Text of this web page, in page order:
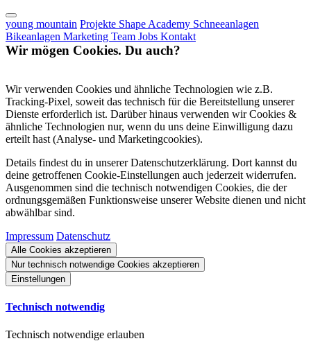
young mountain Projekte Shape Academy Schneeanlagen
Bikeanlagen Marketing Team Jobs Kontakt
Wir mögen Cookies. Du auch?
Wir verwenden Cookies und ähnliche Technologien wie z.B.
Tracking-Pixel, soweit das technisch für die Bereitstellung unserer
Dienste erforderlich ist. Darüber hinaus verwenden wir Cookies &
ähnliche Technologien nur, wenn du uns deine Einwilligung dazu
erteilt hast (Analyse- und Marketingcookies).
Details findest du in unserer Datenschutzerklärung. Dort kannst du
deine getroffenen Cookie-Einstellungen auch jederzeit widerrufen.
Ausgenommen sind die technisch notwendigen Cookies, die der
ordnungsgemäßen Funktionsweise unserer Website dienen und nicht
abwählbar sind.
Impressum Datenschutz
Alle Cookies akzeptieren
Nur technisch notwendige Cookies akzeptieren
Einstellungen
Technisch notwendig
Technisch notwendige erlauben